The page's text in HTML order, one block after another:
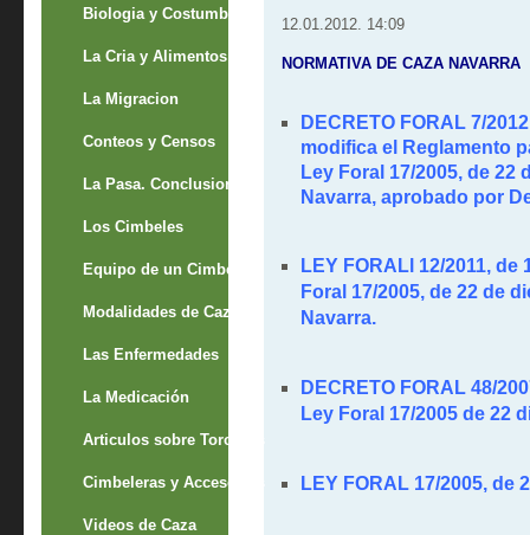
Biologia y Costumbres
La Cria y Alimentos
La Migracion
Conteos y Censos
La Pasa. Conclusion
Los Cimbeles
Equipo de un Cimbelero
Modalidades de Caza
Las Enfermedades
La Medicación
Articulos sobre Torcaces
Cimbeleras y Accesorios
Videos de Caza
12.01.2012. 14:09
NORMATIVA DE CAZA NAVARRA
DECRETO FORAL 7/
modifica el Reglamento
Ley Foral 17/2005, de 22
Navarra, aprobado por
LEY FORALl 12/2011,de
Foral 17/2005, de 22 de
Navarra.
DECRETO FORAL 48/
Ley Foral 17/2005 de 22
LEY FORAL 17/2005, de